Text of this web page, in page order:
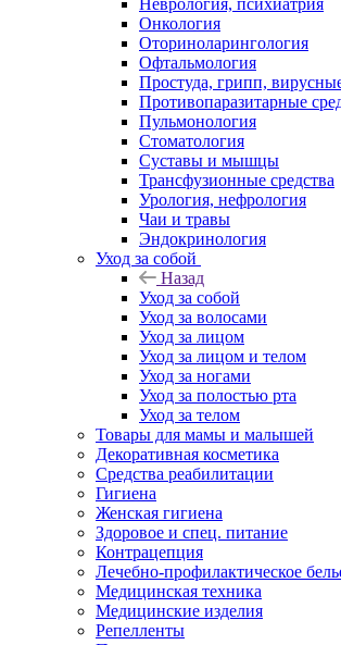
Неврология, психиатрия
Онкология
Оториноларингология
Офтальмология
Простуда, грипп,
Противопаразитарные
Пульмонология
Стоматология
Суставы и мышцы
Трансфузионные средства
Урология, нефрология
Чаи и травы
Эндокринология
Уход за собой
Назад
Уход за собой
Уход за волосами
Уход за лицом
Уход за лицом и телом
Уход за ногами
Уход за полостью рта
Уход за телом
Товары для мамы и малышей
Декоративная косметика
Средства реабилитации
Гигиена
Женская гигиена
Здоровое и спец. питание
Контрацепция
Лечебно-профилактическое
Медицинская техника
Медицинские изделия
Репелленты